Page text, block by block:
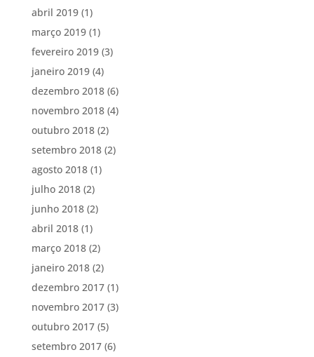
abril 2019(1)
março 2019(1)
fevereiro 2019(3)
janeiro 2019(4)
dezembro 2018(6)
novembro 2018(4)
outubro 2018(2)
setembro 2018(2)
agosto 2018(1)
julho 2018(2)
junho 2018(2)
abril 2018(1)
março 2018(2)
janeiro 2018(2)
dezembro 2017(1)
novembro 2017(3)
outubro 2017(5)
setembro 2017(6)